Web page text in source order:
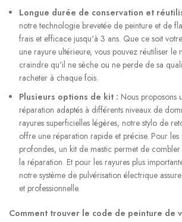
Longue durée de conservation et
notre technologie brevetée de peinture et de
frais et efficace jusqu'à 3 ans. Que ce soit
une rayure ultérieure, vous pouvez réutiliser le
craindre qu'il ne sèche ou ne perde de sa
racheter à chaque fois.
Plusieurs options de kit : Nous proposons
réparation adaptés à différents niveaux de
rayures superficielles légères, notre stylo de
offre une réparation rapide et précise. Pour les
profondes, un kit de mastic permet de
la réparation. Et pour les rayures plus
notre système de pulvérisation électrique
et professionnelle.
Comment trouver le code de peinture de